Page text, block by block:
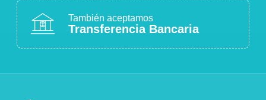
También aceptamos
Transferencia Bancaria